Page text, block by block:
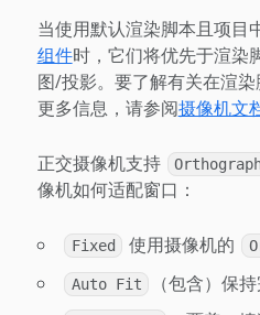
当使用默认渲染脚本且项目
组件时，它们将优先于渲染
图/投影。要了解有关在渲
更多信息，请参阅摄像机文
正交摄像机支持
像机如何适配窗口：
Fixed 使用摄像机的
Auto Fit （包含）保